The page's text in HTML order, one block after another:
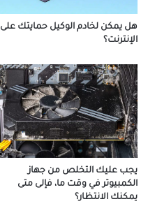
هل يمكن لخادم الوكيل حمايتك على
الإنترنت؟
يجب عليك التخلص من جهاز
الكمبيوتر في وقت ما، فإلى متى
يمكنك الانتظار؟